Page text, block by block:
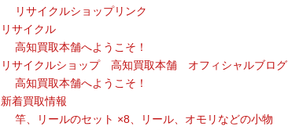
リサイクルショップリンク
リサイクル
高知買取本舗へようこそ！
リサイクルショップ 高知買取本舗 オフィシャルブログ
高知買取本舗へようこそ！
新着買取情報
竿、リールのセット ×8、リール、オモリなどの小物